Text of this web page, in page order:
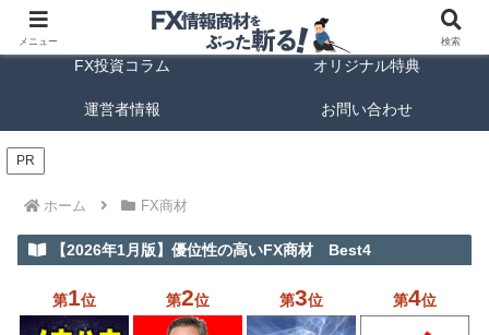
FX商材ランキング FX手法解説
FX投資コラム オリジナル特典
運営者情報 お問い合わせ
PR
ホーム FX商材
【2026年1月版】優位性の高いFX商材 Best4
第1位 第2位 第3位 第4位
メニュー 検索